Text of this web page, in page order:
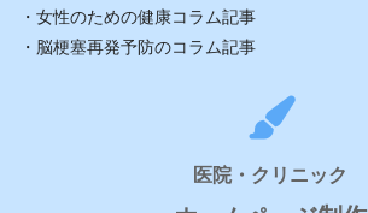
・女性のための健康コラム記事
・脳梗塞再発予防のコラム記事
医院・クリニック